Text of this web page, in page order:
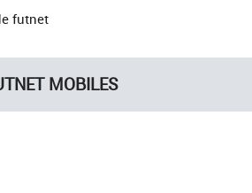
futnet
MOBILES